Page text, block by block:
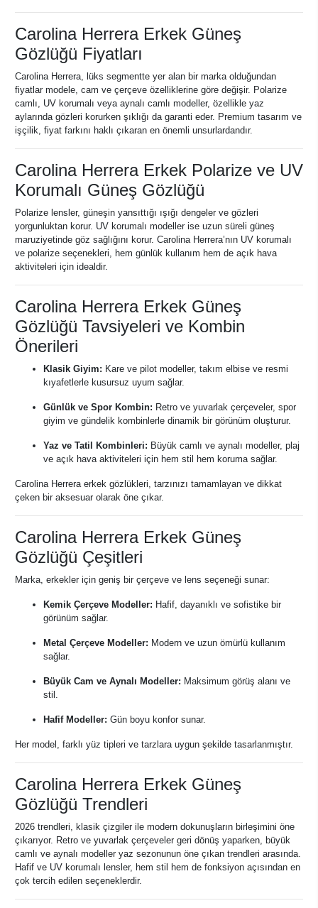
Carolina Herrera Erkek Güneş
Gözlüğü Fiyatları
Carolina Herrera, lüks segmentte yer alan bir marka olduğundan
fiyatlar modele, cam ve çerçeve özelliklerine göre değişir. Polarize
camlı, UV korumalı veya aynalı camlı modeller, özellikle yaz
aylarında gözleri korurken şıklığı da garanti eder. Premium tasarım ve
işçilik, fiyat farkını haklı çıkaran en önemli unsurlardandır.
Carolina Herrera Erkek Polarize ve UV
Korumalı Güneş Gözlüğü
Polarize lensler, güneşin yansıttığı ışığı dengeler ve gözleri
yorgunluktan korur. UV korumalı modeller ise uzun süreli güneş
maruziyetinde göz sağlığını korur. Carolina Herrera’nın UV korumalı
ve polarize seçenekleri, hem günlük kullanım hem de açık hava
aktiviteleri için idealdir.
Carolina Herrera Erkek Güneş
Gözlüğü Tavsiyeleri ve Kombin
Önerileri
Klasik Giyim: Kare ve pilot modeller, takım elbise ve resmi
kıyafetlerle kusursuz uyum sağlar.
Günlük ve Spor Kombin: Retro ve yuvarlak çerçeveler, spor
giyim ve gündelik kombinlerle dinamik bir görünüm oluşturur.
Yaz ve Tatil Kombinleri: Büyük camlı ve aynalı modeller, plaj
ve açık hava aktiviteleri için hem stil hem koruma sağlar.
Carolina Herrera erkek gözlükleri, tarzınızı tamamlayan ve dikkat
çeken bir aksesuar olarak öne çıkar.
Carolina Herrera Erkek Güneş
Gözlüğü Çeşitleri
Marka, erkekler için geniş bir çerçeve ve lens seçeneği sunar:
Kemik Çerçeve Modeller: Hafif, dayanıklı ve sofistike bir
görünüm sağlar.
Metal Çerçeve Modeller: Modern ve uzun ömürlü kullanım
sağlar.
Büyük Cam ve Aynalı Modeller: Maksimum görüş alanı ve
stil.
Hafif Modeller: Gün boyu konfor sunar.
Her model, farklı yüz tipleri ve tarzlara uygun şekilde tasarlanmıştır.
Carolina Herrera Erkek Güneş
Gözlüğü Trendleri
2026 trendleri, klasik çizgiler ile modern dokunuşların birleşimini öne
çıkarıyor. Retro ve yuvarlak çerçeveler geri dönüş yaparken, büyük
camlı ve aynalı modeller yaz sezonunun öne çıkan trendleri arasında.
Hafif ve UV korumalı lensler, hem stil hem de fonksiyon açısından en
çok tercih edilen seçeneklerdir.